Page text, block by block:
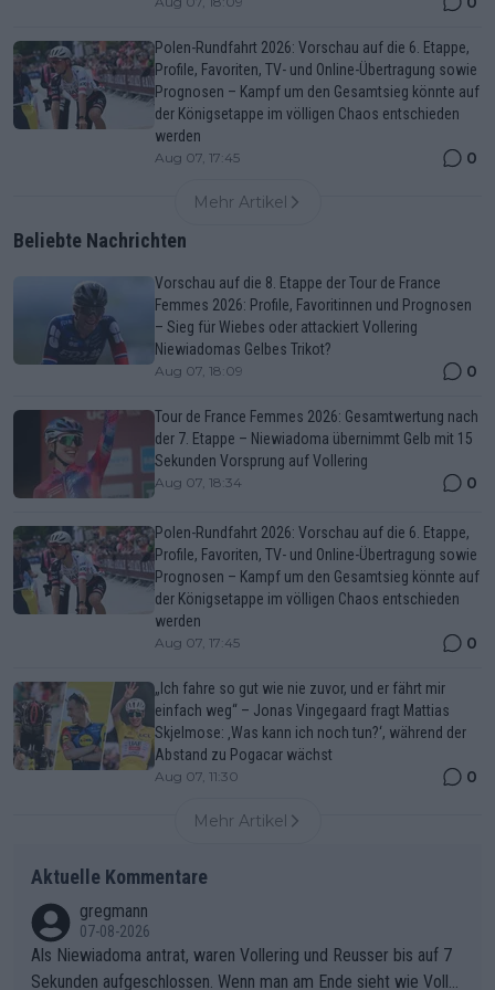
Polen-Rundfahrt 2026: Vorschau auf die 6. Etappe,
Profile, Favoriten, TV- und Online-Übertragung sowie
Prognosen – Kampf um den Gesamtsieg könnte auf
der Königsetappe im völligen Chaos entschieden
werden
Aug 07, 17:45 0
Mehr Artikel
Beliebte Nachrichten
Vorschau auf die 8. Etappe der Tour de France
Femmes 2026: Profile, Favoritinnen und Prognosen
– Sieg für Wiebes oder attackiert Vollering
Niewiadomas Gelbes Trikot?
Aug 07, 18:09 0
Tour de France Femmes 2026: Gesamtwertung nach
der 7. Etappe – Niewiadoma übernimmt Gelb mit 15
Sekunden Vorsprung auf Vollering
Aug 07, 18:34 0
Polen-Rundfahrt 2026: Vorschau auf die 6. Etappe,
Profile, Favoriten, TV- und Online-Übertragung sowie
Prognosen – Kampf um den Gesamtsieg könnte auf
der Königsetappe im völligen Chaos entschieden
werden
Aug 07, 17:45 0
„Ich fahre so gut wie nie zuvor, und er fährt mir
einfach weg“ – Jonas Vingegaard fragt Mattias
Skjelmose: ‚Was kann ich noch tun?‘, während der
Abstand zu Pogacar wächst
Aug 07, 11:30 0
Mehr Artikel
Aktuelle Kommentare
gregmann
07-08-2026
Als Niewiadoma antrat, waren Vollering und Reusser bis auf 7
Sekunden aufgeschlossen. Wenn man am Ende sieht wie Voller